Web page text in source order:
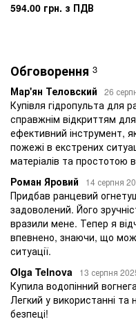
594.00 грн. з ПДВ
Обговорення 3
Мар'ян Теловский 26
Купівля гідропульта для
справжнім відкриттям
ефективний інструмент,
пожежі в екстрених
матеріалів та простотою
Роман Яровий
14 серпня
Придбав ранцевий
задоволений. Його
вразили мене. Тепер я
впевнено, знаючи, що
ситуації.
Olga Telnova
13 серпня
Купила водопінний
Легкий у використанні
безпеці!